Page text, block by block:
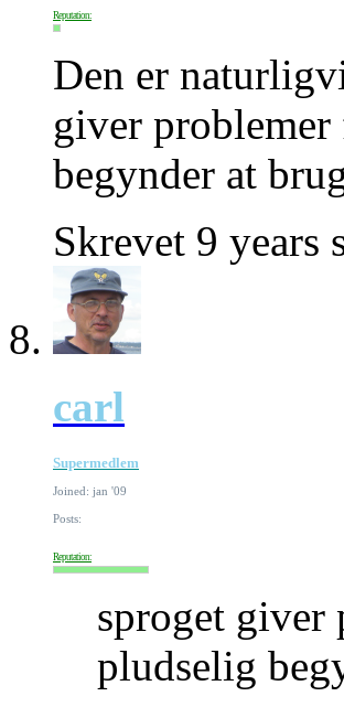
Reputation:
Den er
giver
begynder at
Skrevet 9 years
carl
Supermedlem
Joined: jan '09
Posts:
Reputation:
sproget giver
pludselig